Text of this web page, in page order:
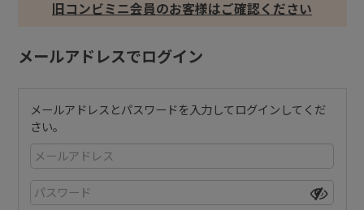
旧コンビミニ会員のお客様はご確認ください
メールアドレスでログイン
メールアドレスとパスワードを入力してログインしてくだ
さい。